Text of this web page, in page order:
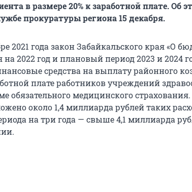
в размере 20% к заработной плате. Об
прокуратуры региона 15 декабря.
2021 года закон Забайкальского края «О
на 2022 год и плановый период 2023 и 2024
средства на выплату районного
плате работников учреждений
обязательного медицинского страхования.
около 1,4 миллиарда рублей таких
на три года — свыше 4,1 миллиарда